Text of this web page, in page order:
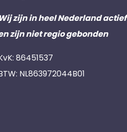
Wij zijn in heel Nederland actief
zijn niet regio gebonden
86451537
NL863972044B01